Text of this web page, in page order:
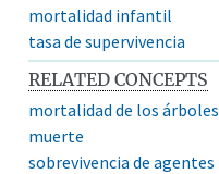
mortalidad infantil
tasa de supervivencia
RELATED CONCEPTS
mortalidad de los árboles
muerte
sobrevivencia de